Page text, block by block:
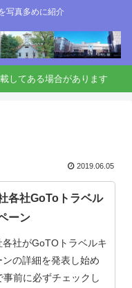
写真多めに紹介
してある場合があります
2019.06.05
各社GoToトラベル
ーン
各社がGoTOトラベルキ
ンの詳細を発表し始め
前に必ずチェックし